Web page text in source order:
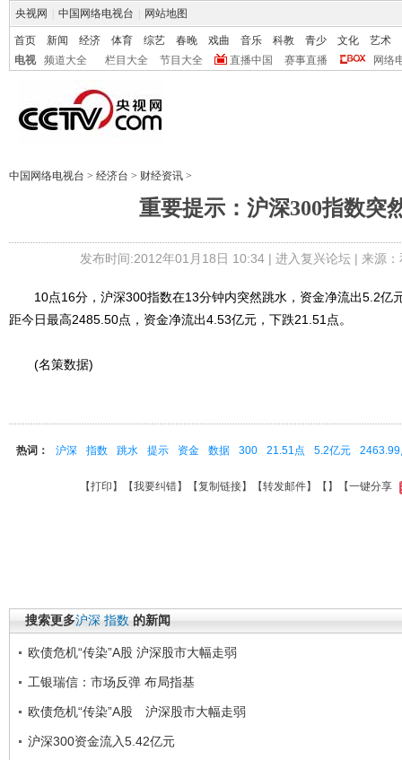
央视网 中国网络电视台 网站地图
首页 新闻 经济 体育 综艺 春晚 戏曲 音乐 科教 青少 文化
艺术
电视
频道大全 栏目大全 节目大全 直播中国 赛事直播 网络
中国网络电视台 > 经济台 > 财经资讯 >
重要提示：沪深300指数突
发布时间:2012年01月18日 10:34 | 进入复兴论坛| 来源
10点16分，沪深300指数在13分钟内突然跳水，资金净流出5.2亿
距今日最高2485.50点，资金净流出4.53亿元，下跌21.51点。
(名策数据)
热词： 沪深 指数 跳水 提示 资金 数据 300 21.51点 5.2亿元 2463.99
【打印 】【我要纠错】【复制链接】【转发邮件】【 】 【一键分享
搜索更多沪深 指数 的新闻
欧债危机“传染”A股 沪深股市大幅走弱
工银瑞信：市场反弹 布局指基
欧债危机“传染”A股 沪深股市大幅走弱
沪深300资金流入5.42亿元